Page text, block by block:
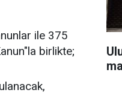
ile 375
birlikte;